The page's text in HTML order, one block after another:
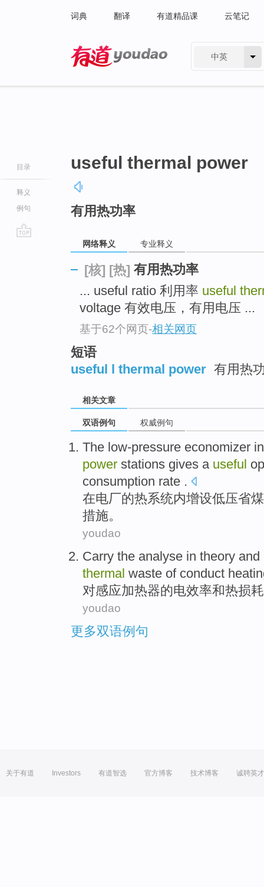
词典 翻译 有道精品课 云笔记
中英
目录
释义
例句
useful thermal power
有用热功率
网络释义 专业释义
[核] [热] 有用热功率
... useful ratio 利用率 useful
voltage 有效电压，有用电压 ...
基于62个网页-相关网页
短语
useful l thermal power 有用热
相关文章
双语例句 权威例句
The low-pressure economizer
power stations gives a useful
consumption rate .
在电厂的热系统内增设低压省煤
措施。
youdao
Carry the analyse in theory and
thermal waste ofconduct
对感应加热器的电效率和热损耗
youdao
更多双语例句
关于有道 Investors 有道智选 官方博客 技术博客 诚聘英才